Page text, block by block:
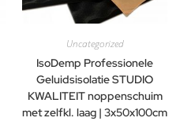
Uncategorized
IsoDemp Professionele
Geluidsisolatie STUDIO
KWALITEIT noppenschuim
met zelfkl. laag | 3x50x100cm